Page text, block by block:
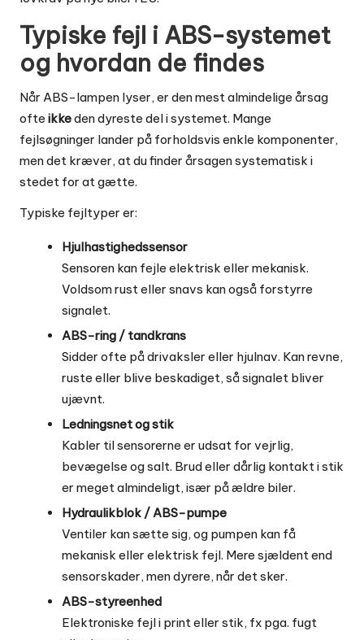
Typiske fejl i ABS-systemet
og hvordan de findes
Når ABS-lampen lyser, er den mest almindelige årsag
ofte ikkeden dyreste del i systemet. Mange
fejlsøgninger lander på forholdsvis enkle komponenter,
men det kræver, at du finder årsagen systematisk i
stedet for at gætte.
Typiske fejltyper er:
Hjulhastighedssensor
Sensoren kan fejle elektrisk eller mekanisk.
Voldsom rust eller snavs kan også forstyrre
signalet.
ABS-ring / tandkrans
Sidder ofte på drivaksler eller hjulnav. Kan revne,
ruste eller blive beskadiget, så signalet bliver
ujævnt.
Ledningsnet og stik
Kabler til sensorerne er udsat for vejrlig,
bevægelse og salt. Brud eller dårlig kontakt i stik
er meget almindeligt, især på ældre biler.
Hydraulikblok / ABS-pumpe
Ventiler kan sætte sig, og pumpen kan få
mekanisk eller elektrisk fejl. Mere sjældent end
sensorskader, men dyrere, når det sker.
ABS-styreenhed
Elektroniske fejl i print eller stik, fx pga. fugt